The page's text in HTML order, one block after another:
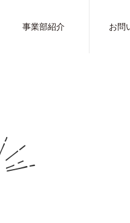
事業部紹介 お問